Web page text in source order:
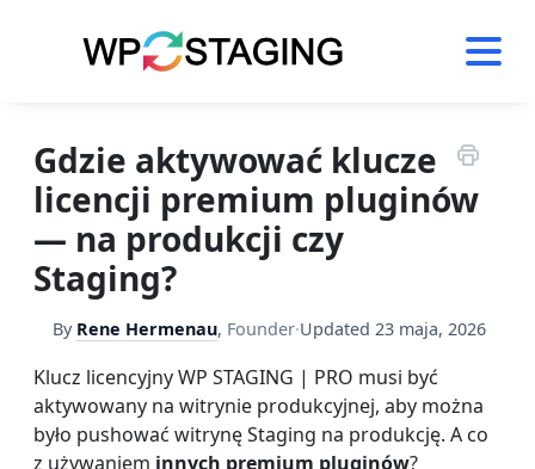
Gdzie aktywować klucze
licencji premium pluginów
— na produkcji czy
Staging?
By Rene Hermenau, Founder·Updated 23 maja, 2026
Klucz licencyjny WP STAGING | PRO musi być
aktywowany na witrynie produkcyjnej, aby można
było pushować witrynę Staging na produkcję. A co
z używaniem innych premium pluginów?